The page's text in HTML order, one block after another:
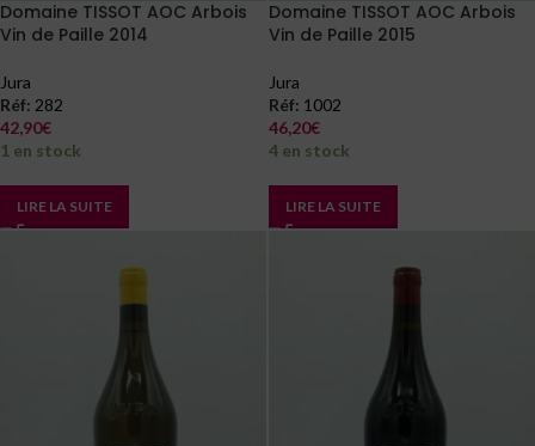
Domaine TISSOT AOC Arbois
Vin de Paille 2014
Jura
Réf: 282
42,90€
1 en stock
LIRE LA SUITE
Domaine TISSOT AOC Arbois
Vin de Paille 2015
Jura
Réf: 1002
46,20€
4 en stock
LIRE LA SUITE